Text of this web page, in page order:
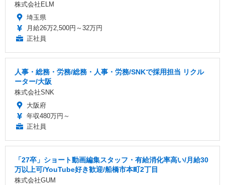
株式会社ELM
埼玉県
月給26万2,500円～32万円
正社員
人事・総務・労務/総務・人事・労務/SNKで採用担当 リクル
ーター/大阪
株式会社SNK
大阪府
年収480万円～
正社員
「27卒」ショート動画編集スタッフ・有給消化率高い/月給30
万以上可/YouTube好き歓迎/船橋市本町2丁目
株式会社GUM